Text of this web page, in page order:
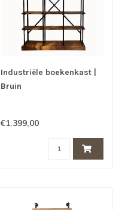
Industriële boekenkast |
Bruin
€1.399,00